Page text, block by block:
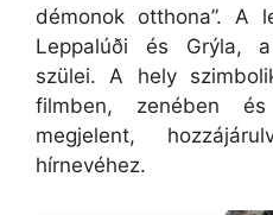
démonok otthona”. A
Leppalúði és Grýla,
szülei. A hely
filmben, zenében
megjelent,
hírnevéhez.